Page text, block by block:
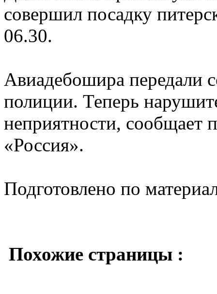
совершил посадку
06.30.
Авиадебошира передали
полиции. Теперь
неприятности, сообщает
«Россия».
Подготовлено по
Похожие страницы :